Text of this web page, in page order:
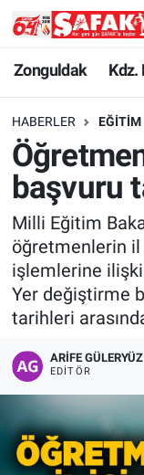
Zonguldak Kdz.
HABERLER EĞITIM
başvuru
Milli Eğitim
öğretmenlerin il
işlemlerine
Yer değiştirme
tarihleri
ARIFE GÜLERYÜZ
EDITÖR
Zonguldak
Kdz. Ereğli
Çaycuma
Devrek
Kilimli
Asayiş
Spor
Resmi İlan
Zonguldak
Zonguldak
Zonguldak
Zonguldak
Süper Lig
Tüm
Son Dakika
Haber Arşivi